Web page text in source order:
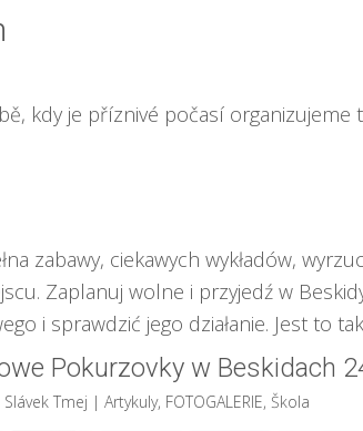
kdy je příznivé počasí organizujeme
zabawy, ciekawych wykładów,
Zaplanuj wolne i przyjedź w
i sprawdzić jego działanie. Jest to
Pokurzovky w Beskidach
Slávek Tmej | Artykuly, FOTOGALERIE, Škola